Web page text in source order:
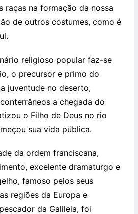
raças na formação da nossa
de outros costumes, como é
religioso popular faz-se
o precursor e primo do
juventude no deserto,
a chegada do
o Filho de Deus no rio
sua vida pública.
da ordem franciscana,
excelente dramaturgo e
famoso pelos seus
regiões da Europa e
da Galileia, foi